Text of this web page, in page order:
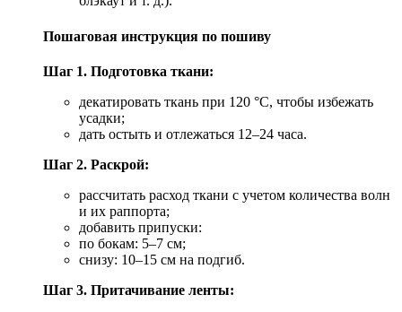
Пошаговая инструкция по пошиву
Шаг 1. Подготовка ткани:
декатировать ткань при 120 °C, чтобы избежать
усадки;
дать остыть и отлежаться 12–24 часа.
Шаг 2. Раскрой:
рассчитать расход ткани с учетом количества волн
и их раппорта;
добавить припуски:
по бокам: 5–7 см;
снизу: 10–15 см на подгиб.
Шаг 3. Притачивание ленты: